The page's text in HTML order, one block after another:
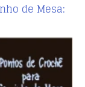
de Mesa: